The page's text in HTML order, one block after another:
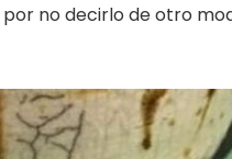
por no decirlo de otro